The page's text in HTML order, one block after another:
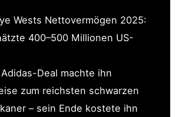
Wests Nettovermögen 2025:
400–500 Millionen US-
Adidas-Deal machte ihn
zum reichsten schwarzen
– sein Ende kostete ihn